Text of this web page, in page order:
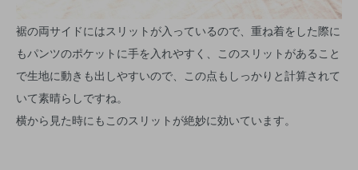
裾の両サイドにはスリットが入っているので、重ね着をした際に
もパンツのポケットに手を入れやすく、このスリットがあること
で生地に動きも出しやすいので、この点もしっかりと計算されて
いて素晴らしですね。
横から見た時にもこのスリットが絶妙に効いています。